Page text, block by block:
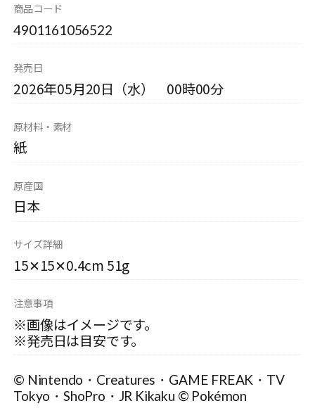
商品コード
4901161056522
発売日
2026年05月20日（水） 00時00分
原材料・素材
紙
原産国
日本
サイズ詳細
15✕15✕0.4cm 51g
注意事項
※画像はイメージです。
※発売日は目安です。
© Nintendo・Creatures・GAME FREAK・TV
Tokyo・ShoPro・JR Kikaku © Pokémon